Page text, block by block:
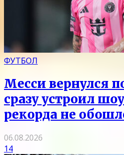
ФУТБОЛ
Месси вернулся
сразу устроил
рекорда не
06.08.2026
14